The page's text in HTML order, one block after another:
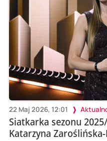
22 Maj 2026, 12:01
Siatkarka sezonu
Katarzyna